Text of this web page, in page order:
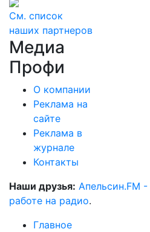
См. список
наших партнеров
Медиа
Профи
О компании
Реклама на
сайте
Реклама в
журнале
Контакты
Наши друзья: Апельсин.FM
работе на радио.
Главное